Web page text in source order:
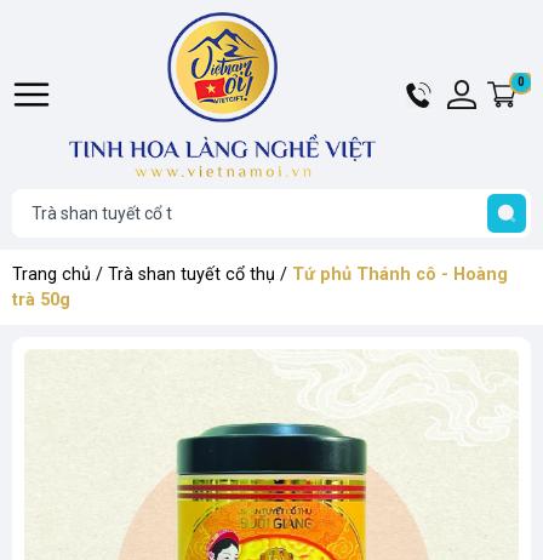
Hotline
024
Tài
khoản
0
Trang chủ / Trà shan tuyết cổ thụ / Tứ phủ Thánh cô - Hoàng
trà 50g